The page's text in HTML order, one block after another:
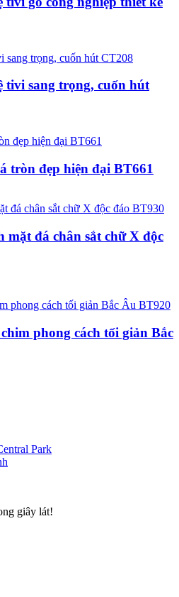
tivi sang trọng, cuốn hút
tròn đẹp hiện đại BT661
mặt đá chân sắt chữ X độc
phong cách tối giản Bắc
giây lát!